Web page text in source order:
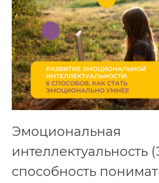
Эмоциональная
интеллектуальность
способность